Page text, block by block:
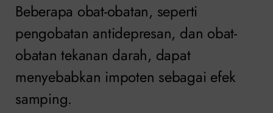
Beberapa obat-obatan, seperti
pengobatan antidepresan, dan obat-
obatan tekanan darah, dapat
menyebabkan impoten sebagai efek
samping.